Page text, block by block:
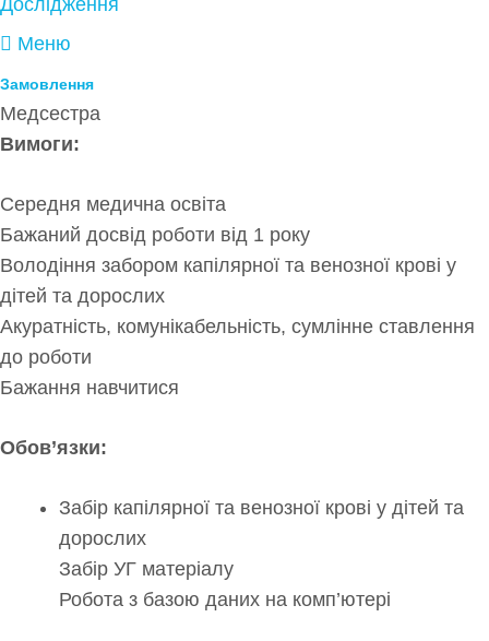
Дослідження
Меню
Замовлення
Медсестра
Вимоги:
Середня медична освіта
Бажаний досвід роботи від 1 року
Володіння забором капілярної та венозної крові у
дітей та дорослих
Акуратність, комунікабельність, сумлінне ставлення
до роботи
Бажання навчитися
Обов’язки:
Забір капілярної та венозної крові у дітей та
дорослих
Забір УГ матеріалу
Робота з базою даних на комп’ютері